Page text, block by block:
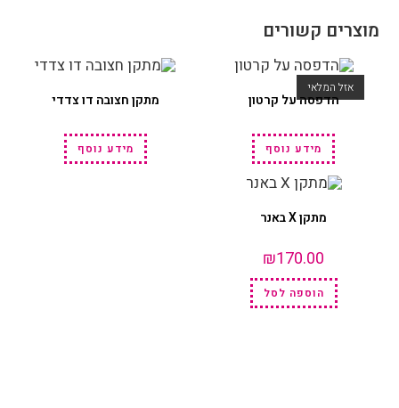
מוצרים קשורים
אזל המלאי
הדפסה על קרטון
מידע נוסף
מתקן חצובה דו צדדי
מידע נוסף
מתקן X באנר
₪170.00
הוספה לסל